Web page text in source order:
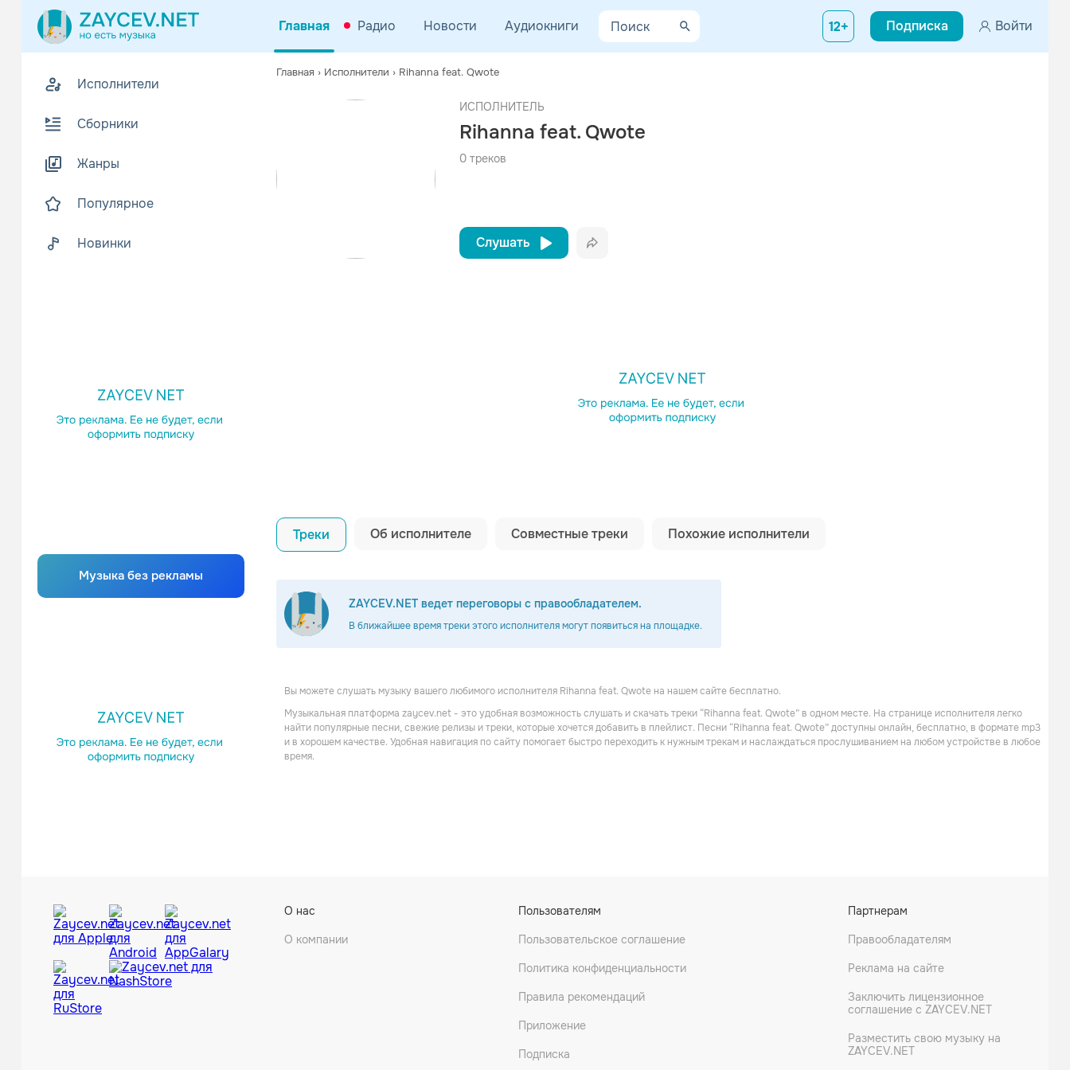
Главная Радио Новости Аудиокниги 12+ Подписка Войти
Исполнители
Сборники
Жанры
Популярное
Новинки
Музыка без рекламы
Главная › Исполнители › Rihanna feat. Qwote
ИСПОЛНИТЕЛЬ
Rihanna feat. Qwote
0 треков
Слушать
Копировать ссылку
Треки Об исполнителе Совместные треки Похожие исполнители
ZAYCEV.NET ведет переговоры с правообладателем.
В ближайшее время треки этого исполнителя могут появиться на площадке.
ZAYCEV.NET ведет переговоры с правообладателем.
0
Вы можете слушать музыку вашего любимого исполнителя Rihanna feat. Qwote на нашем сайте бесплатно.
Музыкальная платформа zaycev.net - это удобная возможность слушать и скачать треки “Rihanna feat. Qwote” в одном месте. На странице исполнителя легко
найти популярные песни, свежие релизы и треки, которые хочется добавить в плейлист. Песни “Rihanna feat. Qwote” доступны онлайн, бесплатно, в формате mp3
и в хорошем качестве. Удобная навигация по сайту помогает быстро переходить к нужным трекам и наслаждаться прослушиванием на любом устройстве в любое
время.
О нас
О компании
Пользователям
Пользовательское соглашение
Политика конфиденциальности
Правила рекомендаций
Приложение
Подписка
Партнерам
Правообладателям
Реклама на сайте
Заключить лицензионное
соглашение с ZAYCEV.NET
Разместить свою музыку на
ZAYCEV.NET